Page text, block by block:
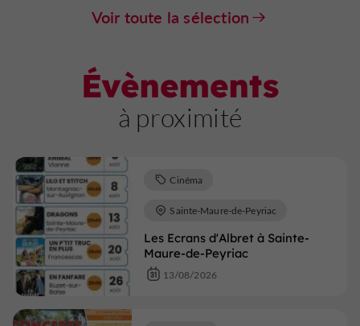
Voir toute la sélection
Évènements
à proximité
Les Ecrans d'Albret à Sainte-
Maure-de-Peyriac
Cinéma
Sainte-Maure-de-Peyriac
13/08/2026